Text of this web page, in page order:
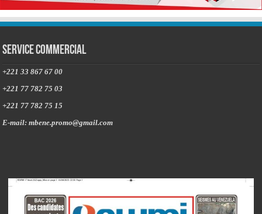
Service commercial
+221 33 867 67 00
+221 77 782 75 03
+221 77 782 75 15
E-mail: mbene.promo@gmail.com